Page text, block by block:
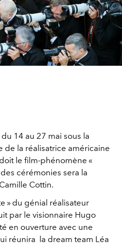
14 au 27 mai sous la
de la réalisatrice américaine
le film-phénomène «
cérémonies sera la
Cottin.
» du génial réalisateur
par le visionnaire Hugo
en ouverture avec une
réunira la dream team Léa